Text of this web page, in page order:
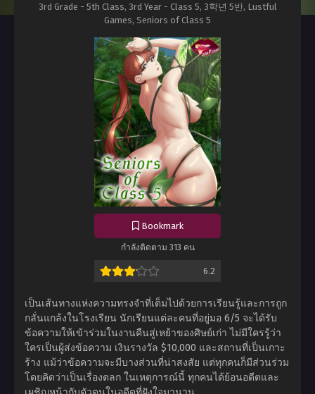
3rd Grade - 5th Class, 3rd Year - Class 5, 3학년 5반, Lustful
Games, Seniors of Class 5
Bookmark
กำลังติดตาม 313 คน
6.2
เป็นเส้นทางแห่งความทรงจำที่เต็มไปด้วยการเรียนรู้และการถูก
กลั่นแกล้งในโรงเรียน นักเรียนแต่ละคนที่อยู่มอ 6/5 จะได้รับ
ข้อความให้เข้าร่วมในงานคืนสู่เหย้าของศิษย์เก่า ไม่มีใครรู้ว่า
ใครเป็นผู้ส่งข้อความ เงินรางวัล $10,000 และสถานที่เป็นเกาะ
ร้าง แม้ว่าข้อความจะมีบางส่วนที่น่าสงสัย แต่ทุกคนก็มีส่วนร่วม
โดยคิดว่าเป็นเรื่องตลก ในเหตุการณ์นี้ ทุกคนได้ย้อนอดีตและ